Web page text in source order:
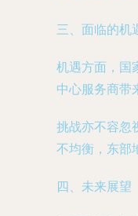
三、面临的机
机遇方面，国
中心服务商带
挑战亦不容忽
不均衡，东部
四、未来展望